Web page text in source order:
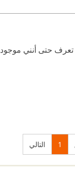
تعرف حتى أنني موجود
1 التالي